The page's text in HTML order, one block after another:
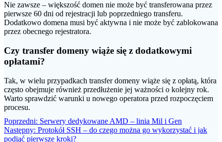
Nie zawsze – większość domen nie może być transferowana przez
pierwsze 60 dni od rejestracji lub poprzedniego transferu.
Dodatkowo domena musi być aktywna i nie może być zablokowana
przez obecnego rejestratora.
Czy transfer domeny wiąże się z dodatkowymi
opłatami?
Tak, w wielu przypadkach transfer domeny wiąże się z opłatą, która
często obejmuje również przedłużenie jej ważności o kolejny rok.
Warto sprawdzić warunki u nowego operatora przed rozpoczęciem
procesu.
Nawigacja
wpisu
Poprzedni: Poprzedni
wpis:
Serwery dedykowane AMD – linia Mil i Gen
Następny: Następny
wpis:
Protokół SSH – do czego można go wykorzystać i jak
podjąć pierwsze kroki?